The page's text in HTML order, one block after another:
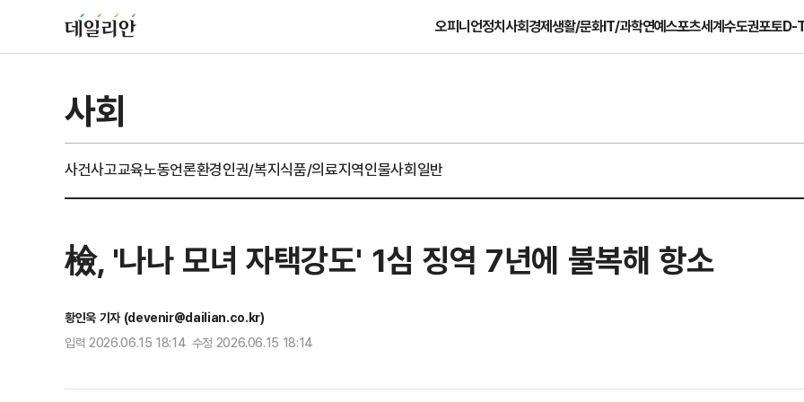
오피니언정치사회경제생활/문화IT/과학연예스포츠세계수도권포토D-
사회
사건사고교육노동언론환경인권/복지식품/의료지역인물사회일반
檢, '나나 모녀 자택강도' 1심 징역 7년에 불복해 항소
황인욱 기자 (devenir@dailian.co.kr)
입력 2026.06.15 18:14 수정 2026.06.15 18:14